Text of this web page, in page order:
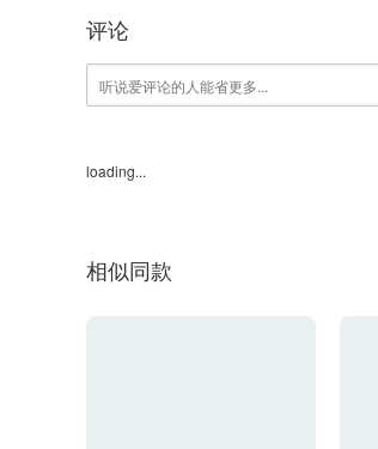
评论
loading...
相似同款